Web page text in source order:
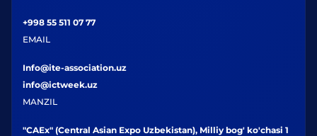
+998 55 511 07 77
EMAIL
Info@ite-association.uz
info@ictweek.uz
MANZIL
"CAEx" (Central Asian Expo Uzbekistan), Milliy bog' ko'chasi 1